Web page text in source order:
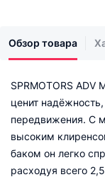
Обзор товара
SPRMOTORS ADV
ценит
передвижения. С
высоким
баком он легко
расходуя всего